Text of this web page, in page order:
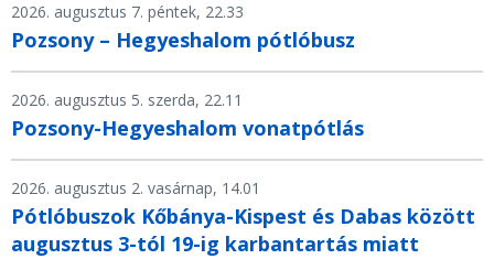
2026. augusztus 7. péntek, 22.33
Pozsony – Hegyeshalom pótlóbusz
2026. augusztus 5. szerda, 22.11
Pozsony-Hegyeshalom vonatpótlás
2026. augusztus 2. vasárnap, 14.01
Pótlóbuszok Kőbánya-Kispest és Dabas között
augusztus 3-tól 19-ig karbantartás miatt